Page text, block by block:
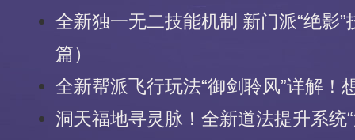
全新独一无二技能机制 新门派“绝影”
篇）
全新帮派飞行玩法“御剑聆风”详解
洞天福地寻灵脉！全新道法提升系统